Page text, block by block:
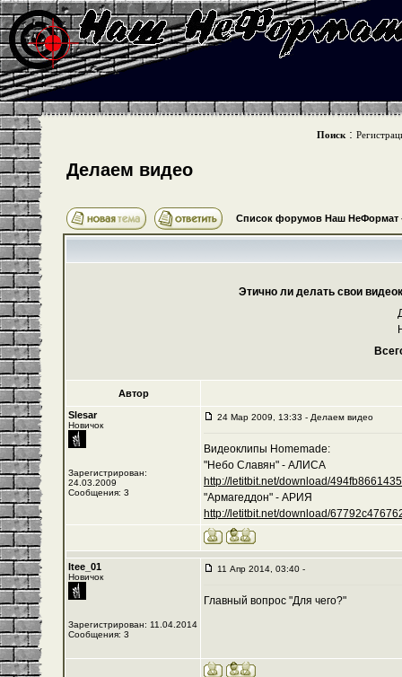
Поиск :
Делаем видео
Список форумов Наш НеФормат
Этично ли делать свои
Автор
Slesar
Новичок
Зарегистрирован:
24.03.2009
Сообщения: 3
24 Мар 2009, 13:33 - Делаем видео
Видеоклипы Homemade:
"Небо Славян" - АЛИСА
http://letitbit.net/download/
"Армагеддон" - АРИЯ
http://letitbit.net/download/
Itee_01
Новичок
Зарегистрирован: 11.04.2014
Сообщения: 3
11 Апр 2014, 03:40 -
Главный вопрос "Для чего?"